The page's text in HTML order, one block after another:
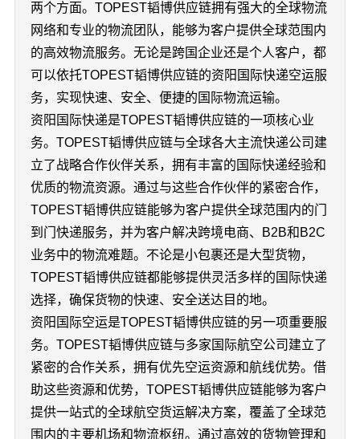
两个方面。TOPEST韬博供应链拥有强大的全球物流
网络和专业的物流团队，能够为客户提供全球范围内
的高效物流服务。无论是跨国企业还是个人客户，都
可以依托TOPEST韬博供应链的资阳国际快递空运服
务，实现快速、安全、便捷的国际物流运输。
资阳国际快递是TOPEST韬博供应链的一项核心业
务。TOPEST韬博供应链与全球各大主流快递公司建
立了战略合作伙伴关系，拥有丰富的国际快递经验和
优质的物流资源。通过与这些合作伙伴的紧密合作，
TOPEST韬博供应链能够为客户提供全球范围内的门
到门快递服务，并为客户解决跨境电商、B2B和B2C
业务中的物流难题。不论是小包裹还是大型货物，
TOPEST韬博供应链都能够提供灵活多样的国际快递
选择，确保货物的快速、安全送达目的地。
资阳国际空运是TOPEST韬博供应链的另一项重要服
务。TOPEST韬博供应链与多家国际航空公司建立了
紧密的合作关系，拥有优先空运资源和航线优势。借
助这些资源和优势，TOPEST韬博供应链能够为客户
提供一站式的全球航空货运解决方案，覆盖了全球范
围内的主要机场和物流枢纽。通过高效的货物管理和